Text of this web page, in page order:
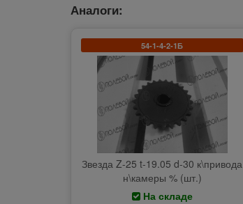
Аналоги:
54-1-4-2-1Б
Звезда Z-25 t-19.05 d-30 к\привода
н\камеры % (шт.)
На складе